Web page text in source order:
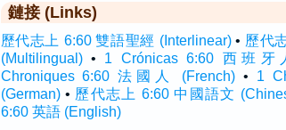
鏈接 (Links)
歷代志上 6:60 雙語聖經 (Interlinear)• 歷代
(Multilingual)• 1 Crónicas 6:60 西班牙
Chroniques 6:60 法國人 (French) • 1
(German)• 歷代志上 6:60 中國語文
6:60 英語 (English)